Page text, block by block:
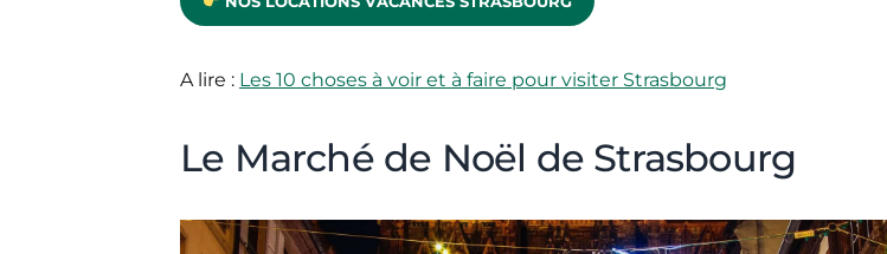
A lire : Les 10 choses à voir et à faire pour visiter Strasbourg
Le Marché de Noël de Strasbourg